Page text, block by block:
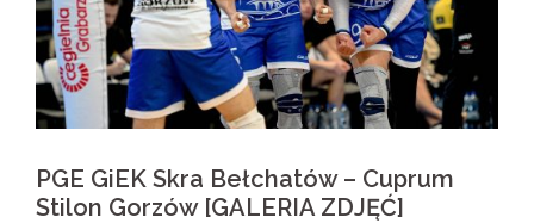
PGE GiEK Skra Bełchatów – Cuprum
Stilon Gorzów [GALERIA ZDJĘĆ]